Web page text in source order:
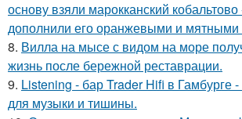
основу взяли марокканский кобальтово
дополнили его оранжевыми и мятными
8. Вилла на мысе с видом на море
жизнь после бережной реставрации.
9. Listening - бар Trader Hifi в Гамбурге
для музыки и тишины.